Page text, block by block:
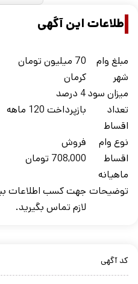
اطلاعات این آگهی
مبلغ وام
70 میلیون تومان
شهر
کرمان
ميزان سود4 درصد
تعداد
اقساط
بازپرداخت 120 ماهه
نوع وام
فروش
اقساط
ماهيانه
708,000 تومان
توضيحات جهت کسب اطلاعات
لازم تماس بگيريد.
کد آگهی